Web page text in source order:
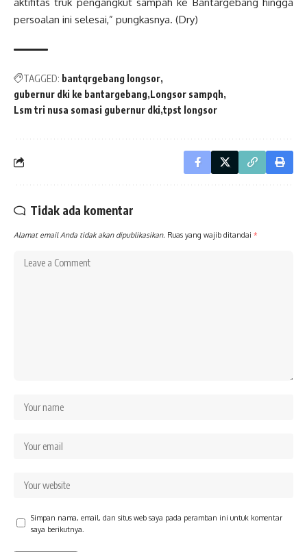
persoalan ini selesai,” pungkasnya. (Dry)
TAGGED: bantqrgebang longsor
gubernur dki ke bantargebang Longsor sampqh
Lsm tri nusa somasi gubernur dki tpst longsor
Tidak ada komentar
Alamat email Anda tidak akan dipublikasikan. Ruas yang wajib ditandai *
Simpan nama, email, dan situs web saya pada peramban ini untuk komentar
saya berikutnya.